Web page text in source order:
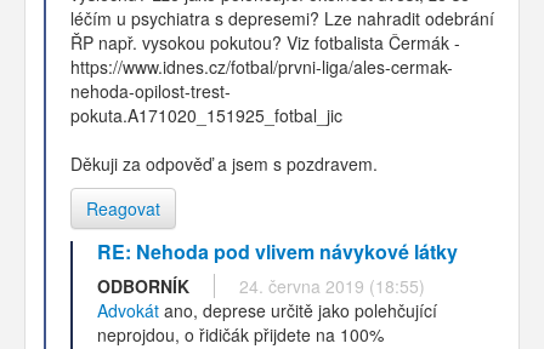
léčím u psychiatra s depresemi? Lze nahradit odebrání
ŘP např. vysokou pokutou? Viz fotbalista Čermák -
https://www.idnes.cz/fotbal/prvni-liga/ales-cermak-
nehoda-opilost-trest-
pokuta.A171020_151925_fotbal_jic
Děkuji za odpověď a jsem s pozdravem.
Reagovat
RE: Nehoda pod vlivem návykové látky
ODBORNÍK
24. června 2019 (18:55)
Advokát ano, deprese určitě jako polehčující
neprojdou, o řidičák přijdete na 100%